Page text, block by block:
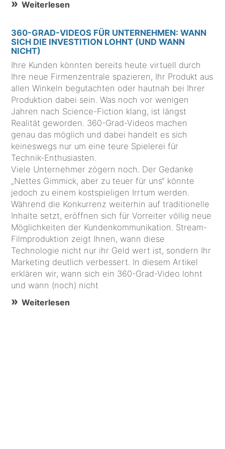
Weiterlesen
360-GRAD-VIDEOS FÜR UNTERNEHMEN: WANN
SICH DIE INVESTITION LOHNT (UND WANN
NICHT)
Ihre Kunden könnten bereits heute virtuell durch
Ihre neue Firmenzentrale spazieren, Ihr Produkt aus
allen Winkeln begutachten oder hautnah bei Ihrer
Produktion dabei sein. Was noch vor wenigen
Jahren nach Science-Fiction klang, ist längst
Realität geworden. 360-Grad-Videos machen
genau das möglich und dabei handelt es sich
keineswegs nur um eine teure Spielerei für
Technik-Enthusiasten.
Viele Unternehmer zögern noch. Der Gedanke
„Nettes Gimmick, aber zu teuer für uns“ könnte
jedoch zu einem kostspieligen Irrtum werden.
Während die Konkurrenz weiterhin auf traditionelle
Inhalte setzt, eröffnen sich für Vorreiter völlig neue
Möglichkeiten der Kundenkommunikation. Stream-
Filmproduktion zeigt Ihnen, wann diese
Technologie nicht nur ihr Geld wert ist, sondern Ihr
Marketing deutlich verbessert. In diesem Artikel
erklären wir, wann sich ein 360-Grad-Video lohnt
und wann (noch) nicht
Weiterlesen